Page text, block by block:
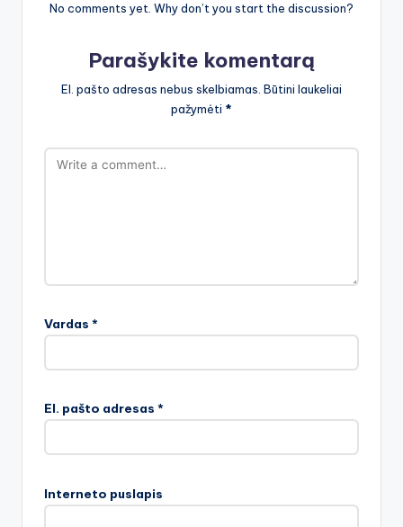
No comments yet. Why don’t you start the discussion?
Parašykite komentarą
El. pašto adresas nebus skelbiamas. Būtini laukeliai
pažymėti *
Vardas *
El. pašto adresas *
Interneto puslapis